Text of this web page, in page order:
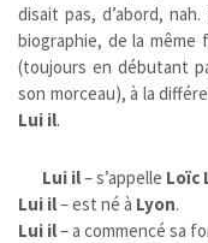
disait pas, d’abord, nah.
biographie, de la même
(toujours en débutant
son morceau), à la
Lui il.
Lui il– s’appelle Loïc
Lui il– est né à Lyon.
Lui il– a commencé sa